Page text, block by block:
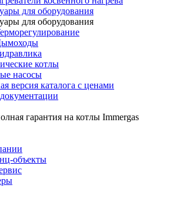
для оборудования
для оборудования
котлы
насосы
версия каталога с ценами
гарантия на котлы Immergas
объекты